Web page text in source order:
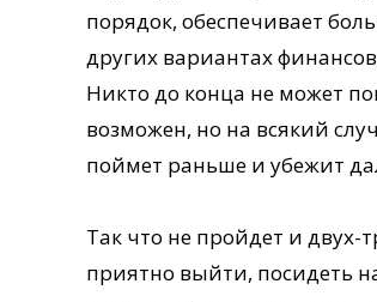
порядок, обеспечивает
других вариантах
Никто до конца не может
возможен, но на всякий
поймет раньше и убежит
Так что не пройдет и двух-
приятно выйти, посидеть